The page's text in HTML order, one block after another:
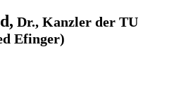
Dr., Kanzler der TU
Efinger)